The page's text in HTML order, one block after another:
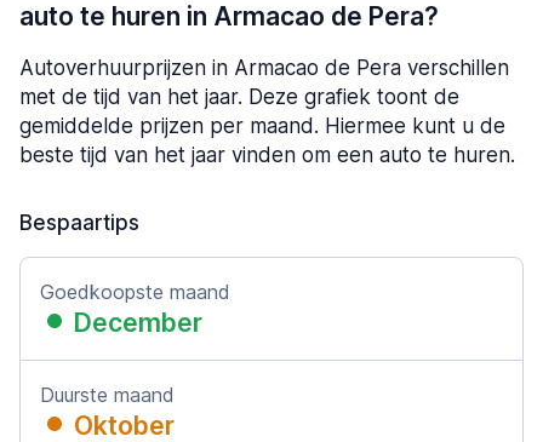
auto te huren in Armacao de Pera?
Autoverhuurprijzen in Armacao de Pera verschillen
met de tijd van het jaar. Deze grafiek toont de
gemiddelde prijzen per maand. Hiermee kunt u de
beste tijd van het jaar vinden om een auto te huren.
Bespaartips
Goedkoopste maand
December
Duurste maand
Oktober